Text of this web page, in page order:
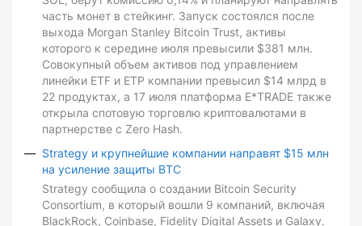
часть монет в стейкинг. Запуск состоялся после
выхода Morgan Stanley Bitcoin Trust, активы
которого к середине июля превысили $381 млн.
Совокупный объем активов под управлением
линейки ETF и ETP компании превысил $14 млрд в
22 продуктах, а 17 июля платформа E*TRADE также
открыла спотовую торговлю криптовалютами в
партнерстве с Zero Hash.
Strategy и крупнейшие компании направят $15 млн
на усиление защиты BTC
Strategy сообщила о создании Bitcoin Security
Consortium, в который вошли 9 компаний, включая
BlackRock, Coinbase, Fidelity Digital Assets и Galaxy.